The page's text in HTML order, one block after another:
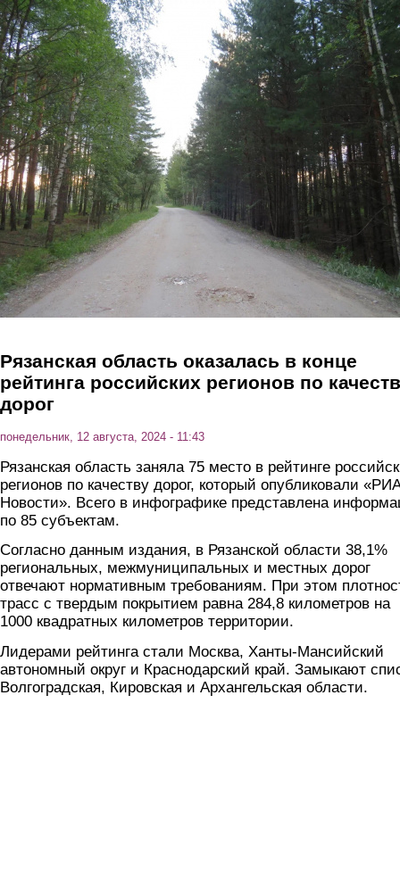
Перейти к основному содержанию
Рязанская область оказалась в конце
рейтинга российских регионов по
дорог
понедельник, 12 августа, 2024 - 11:43
Рязанская область заняла 75 место в рейтинге
регионов по качеству дорог, который опубликовали
Новости». Всего в инфографике представлена
по 85 субъектам.
Согласно данным издания, в Рязанской области 38,1%
региональных, межмуниципальных и местных дорог
отвечают нормативным требованиям. При этом
трасс с твердым покрытием равна 284,8 километров на
1000 квадратных километров территории.
Лидерами рейтинга стали Москва, Ханты-Мансийский
автономный округ и Краснодарский край. Замыкают
Волгоградская, Кировская и Архангельская области.